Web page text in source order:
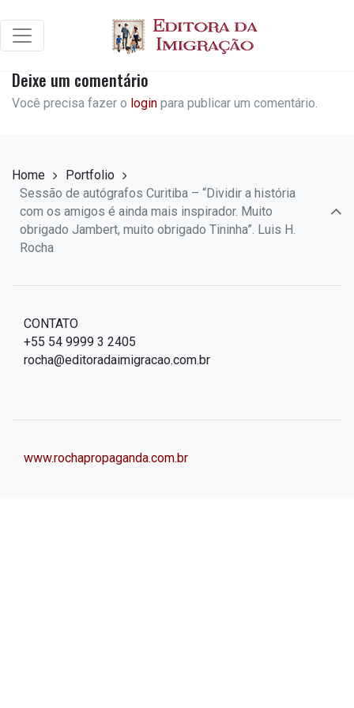
Deixe um comentário
Você precisa fazer o login para publicar um comentário.
Home
Portfolio
Sessão de autógrafos Curitiba – “Dividir a história
com os amigos é ainda mais inspirador. Muito
obrigado Jambert, muito obrigado Tininha”. Luis H.
Rocha
CONTATO
+55 54 9999 3 2405
rocha@editoradaimigracao.com.br
www.rochapropaganda.com.br